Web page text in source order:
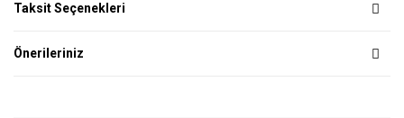
Taksit Seçenekleri
Önerileriniz